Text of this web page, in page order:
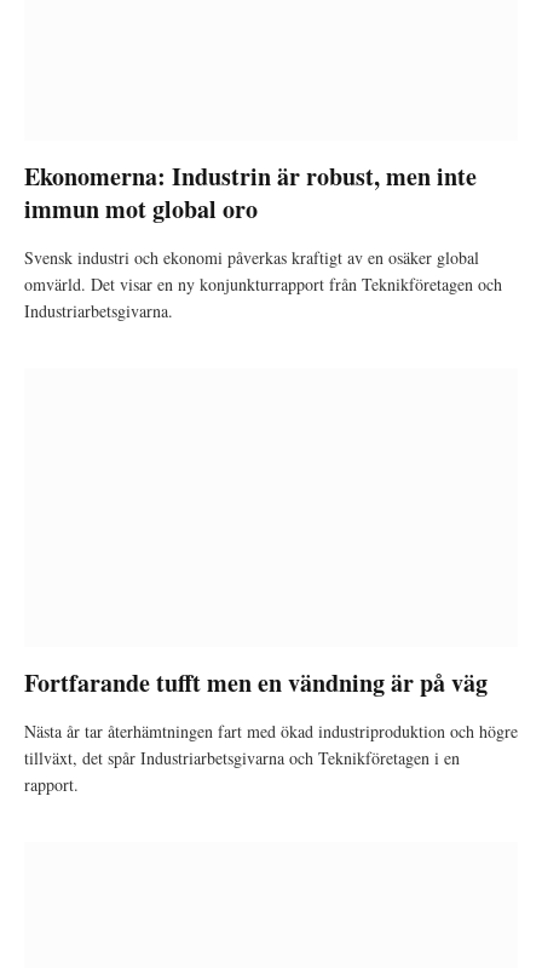
Ekonomerna: Industrin är robust, men inte
immun mot global oro
Svensk industri och ekonomi påverkas kraftigt av en osäker global
omvärld. Det visar en ny konjunkturrapport från Teknikföretagen och
Industriarbetsgivarna.
Fortfarande tufft men en vändning är på väg
Nästa år tar återhämtningen fart med ökad industriproduktion och högre
tillväxt, det spår Industriarbetsgivarna och Teknikföretagen i en
rapport.